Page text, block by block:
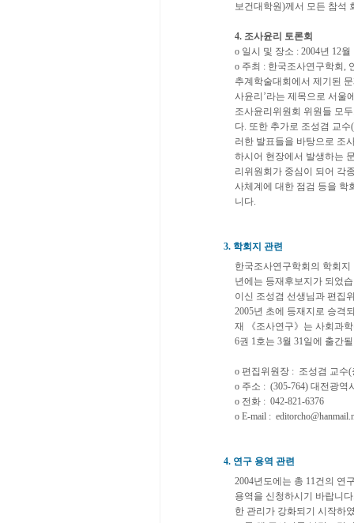
보건대학원)께서 모든 참석
4. 조사윤리 토론회
o 일시 및 장소 : 2004년 12
o 주최 : 한국조사연구학회,
추계학술대회에서 제기된
사윤리’라는 제목으로 서울
조사윤리위원회 위원들 모
다. 또한 추가로 조성겸 교
러한 발표들을 바탕으로 조
하시어 현장에서 발생하는
리위원회가 중심이 되어 각
사체계에 대한 점검 등을 학
니다.
3. 학회지 관련
한국조사연구학회의 학회
년에는 등재후보지가 되었
이신 조성겸 선생님과 편집
2005년 초에 등재지로 승격
재 《조사연구》는 사회과
6권 1호는 3월 31일에 출간
o 편집위원장 : 조성겸 교수
o 주소 : (305-764) 대전광역
o 전화 : 042-821-6376
o E-mail :
4. 연구 용역 관련
2004년도에는 총 11건의 연
용역을 신청하시기 바랍니
한 관리가 강화되기 시작하